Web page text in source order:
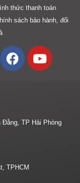
thức thanh toán
sách bảo hành, đổi
TP Hải Phòng
TPHCM